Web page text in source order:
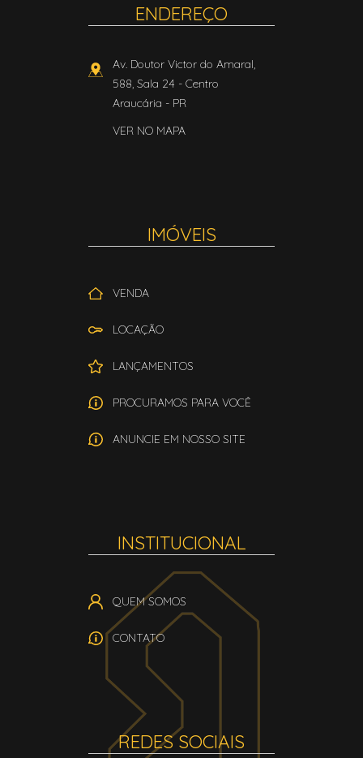
ENDEREÇO
Av. Doutor Victor do Amaral,
588, Sala 24 - Centro
Araucária - PR
VER NO MAPA
IMÓVEIS
VENDA
LOCAÇÃO
LANÇAMENTOS
PROCURAMOS PARA VOCÊ
ANUNCIE EM NOSSO SITE
INSTITUCIONAL
QUEM SOMOS
CONTATO
REDES SOCIAIS